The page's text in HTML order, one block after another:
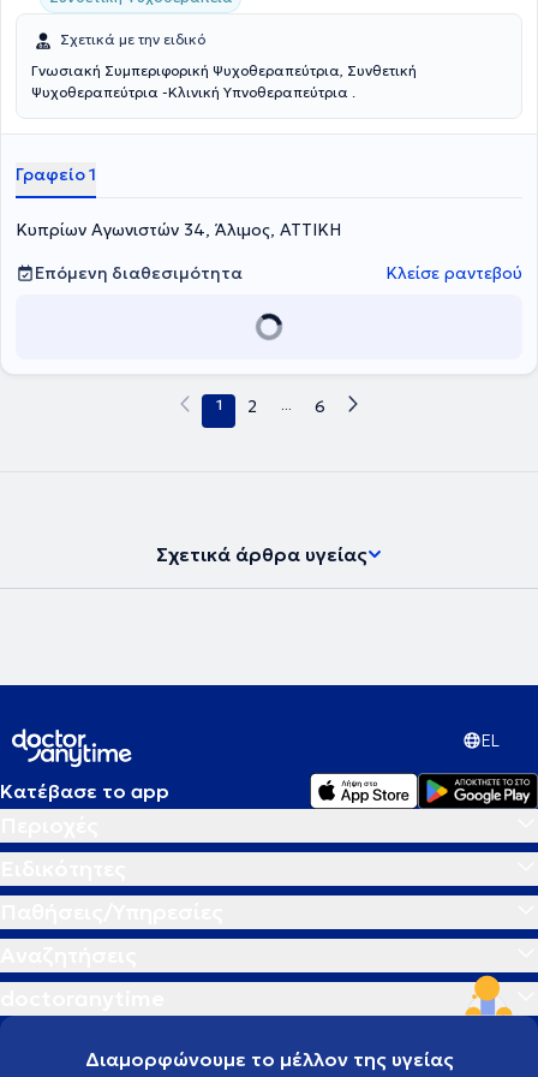
για άτομα με δύσκολα και μη ευέλικτα ωράρια εργασίας και
καθημερινών υποχρεώσεων.
Σχετικά με την ειδικό
Γνωσιακή Συμπεριφορική Ψυχοθεραπεύτρια, Συνθετική
Ψυχοθεραπεύτρια -Κλινική Υπνοθεραπεύτρια .
Γραφείο 1
Κυπρίων Αγωνιστών 34, Άλιμος, ΑΤΤΙΚΗ
Επόμενη διαθεσιμότητα
Κλείσε ραντεβού
1 2 ... 6
Σχετικά άρθρα υγείας
EL
Κατέβασε το app
Διαμορφώνουμε το μέλλον της υγείας